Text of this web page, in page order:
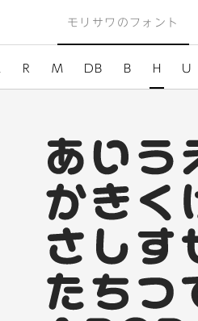
モリサワのフォント
R M DB B H U